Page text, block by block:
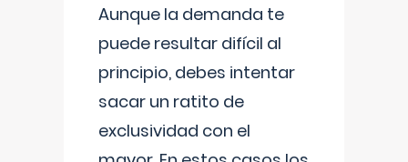
Aunque la demanda te
puede resultar difícil al
principio, debes intentar
sacar un ratito de
exclusividad con el